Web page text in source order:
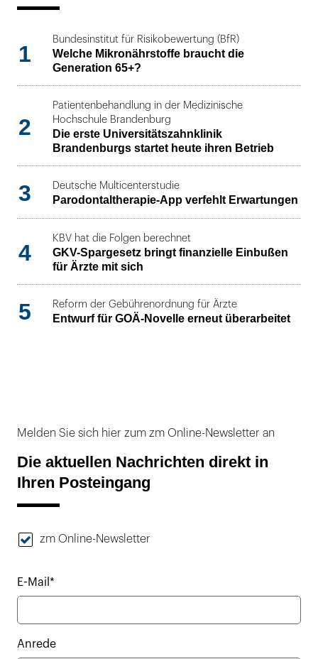
1
Bundesinstitut für Risikobewertung (BfR)
Welche Mikronährstoffe braucht die
Generation 65+?
2
Patientenbehandlung in der Medizinische
Hochschule Brandenburg
Die erste Universitätszahnklinik
Brandenburgs startet heute ihren Betrieb
3 Deutsche Multicenterstudie
Parodontaltherapie-App verfehlt Erwartungen
4
KBV hat die Folgen berechnet
GKV-Spargesetz bringt finanzielle Einbußen
für Ärzte mit sich
5 Reform der Gebührenordnung für Ärzte
Entwurf für GOÄ-Novelle erneut überarbeitet
Melden Sie sich hier zum zm Online-Newsletter an
Die aktuellen Nachrichten direkt in
Ihren Posteingang
zm Online-Newsletter
E-Mail*
Anrede